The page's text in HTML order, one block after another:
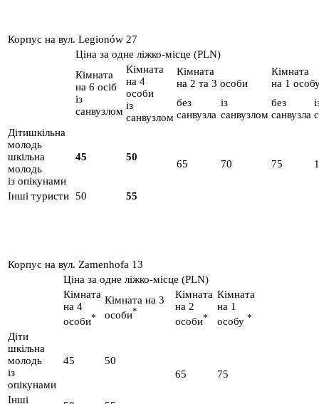
Корпус на вул. Legionów 27
Ціна за одне ліжко-місце (PLN)
Кімната
на 6 осіб
із
санвузлом
Кімната
на 4
особи
із
санвузлом
Кімната
на 2 та 3 особи
Кімната
на 1
без
санвузла
із
санвузлом
без
санвузла
Дітишкільна
молодь
шкільна
молодь
із опікунами
45 50
65 70 75
Інші туристи 50 55
Корпус на вул. Zamenhofa 13
Ціна за одне ліжко-місце (PLN)
Кімната
на 4
особи*
Кімната на 3
особи*
Кімната
на 2
особи*
Кімната
на 1
особу *
Діти
шкільна
молодь
із
опікунами
45
50
65
75
Інші